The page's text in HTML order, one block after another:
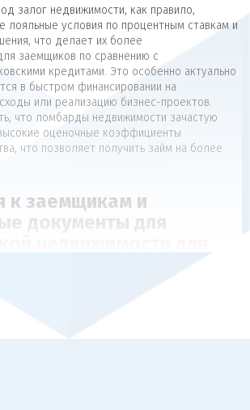
залог недвижимости, как правило,
лояльные условия по процентным ставкам и
что делает их более
заемщиков по сравнению с
кредитами. Это особенно актуально
в быстром финансировании на
или реализацию бизнес-проектов.
что ломбарды недвижимости зачастую
оценочные коэффициенты
что позволяет получить займ на более
к заемщикам и
документы для
недвижимости